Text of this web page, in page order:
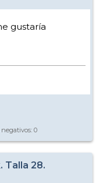
gustaría
negativos: 0
Talla 28.